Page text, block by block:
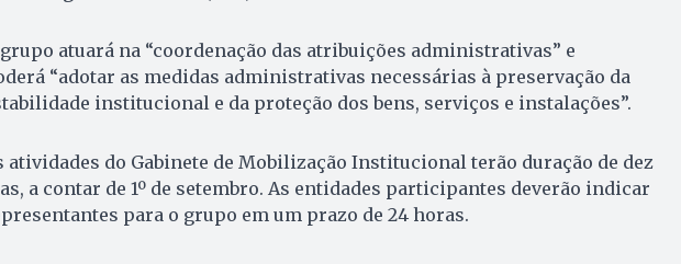
grupo atuará na “coordenação das atribuições administrativas” e
“adotar as medidas administrativas necessárias à preservação da
institucional e da proteção dos bens, serviços e instalações”.
atividades do Gabinete de Mobilização Institucional terão duração de dez
a contar de 1º de setembro. As entidades participantes deverão indicar
para o grupo em um prazo de 24 horas.